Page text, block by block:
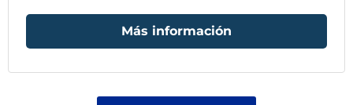
Más información